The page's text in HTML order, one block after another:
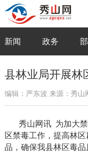
新闻 政务
县林业局开展林
编辑：严东波 来源：秀山
秀山网讯 为加大
区禁毒工作，提高林
品，确保我县林区毒